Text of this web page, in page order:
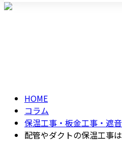
HOME
コラム
保温工事・板金工事・遮
配管やダクトの保温工事